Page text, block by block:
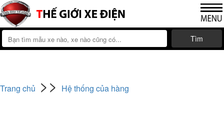
Tìm
Trang chủ >> Hệ thống của hàng